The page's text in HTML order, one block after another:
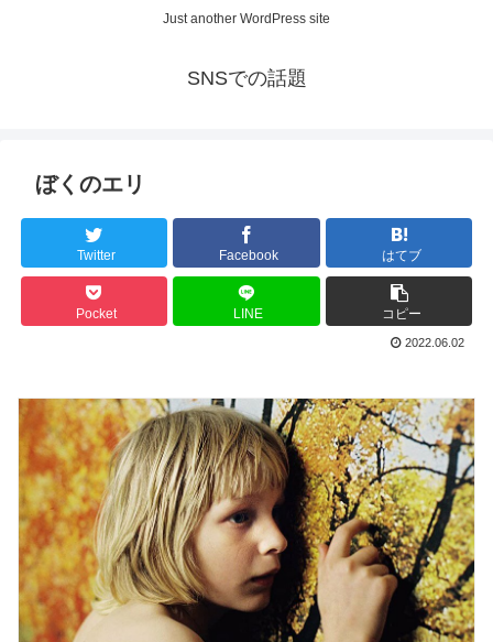
Just another WordPress site
SNSでの話題
ぼくのエリ
Twitter Facebook はてブ
Pocket LINE コピー
2022.06.02